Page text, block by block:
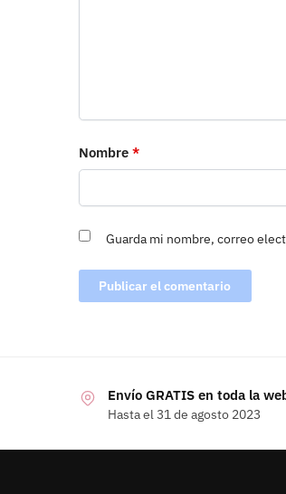
Nombre *
Guarda mi nombre, correo
Envío GRATIS en toda la
Hasta el 31 de agosto 2023